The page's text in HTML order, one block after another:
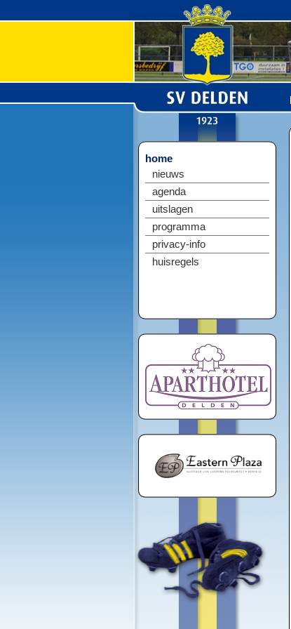
home
nieuws
agenda
uitslagen
programma
privacy-info
huisregels